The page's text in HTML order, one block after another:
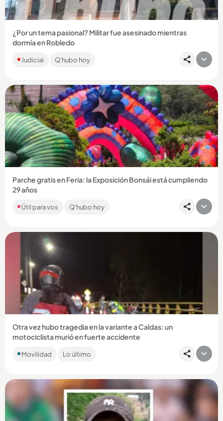
¿Por un tema pasional? Militar fue asesinado mientras
dormía en Robledo
La víctima, César Augusto Hurtado Parra, era suboficial activo
del Ejército. Fue sorprendido cuando estaba durmiendo y
Judicial Q'hubo hoy
Compartir Noticia
Parche gratis en Feria: la Exposición Bonsái está cumpliendo
29 años
Sandiego tendrá actividades gratuitas en agosto con motivo
Útil para vos Q'hubo hoy
Otra vez hubo tragedia en la variante a Caldas: un
motociclista murió en fuerte accidente
colisionado con otro vehículo en jurisdicción de La Estrella. ...
Movilidad Lo último